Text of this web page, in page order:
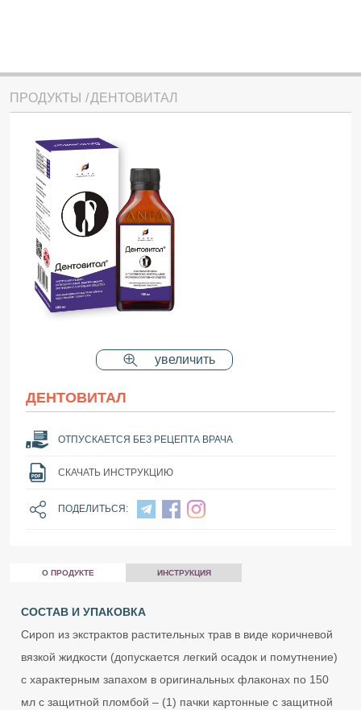
ПРОДУКТЫ ДЕНТОВИТАЛ
увеличить
ДЕНТОВИТАЛ
ОТПУСКАЕТСЯ БЕЗ РЕЦЕПТА ВРАЧА
СКАЧАТЬ ИНСТРУКЦИЮ
ПОДЕЛИТЬСЯ:
О ПРОДУКТЕ ИНСТРУКЦИЯ
СОСТАВ И УПАКОВКА
Сироп из экстрактов растительных трав в виде коричневой
вязкой жидкости (допускается легкий осадок и помутнение)
с характерным запахом в оригинальных флаконах по 150
мл с защитной пломбой – (1) пачки картонные с защитной